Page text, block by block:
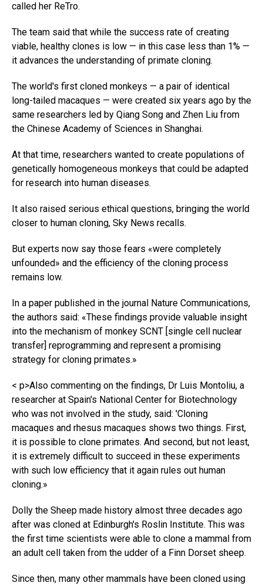
called her ReTro.
The team said that while the success rate of creating
viable, healthy clones is low — in this case less than 1% —
it advances the understanding of primate cloning.
The world's first cloned monkeys — a pair of identical
long-tailed macaques — were created six years ago by the
same researchers led by Qiang Song and Zhen Liu from
the Chinese Academy of Sciences in Shanghai.
At that time, researchers wanted to create populations of
genetically homogeneous monkeys that could be adapted
for research into human diseases.
It also raised serious ethical questions, bringing the world
closer to human cloning, Sky News recalls.
But experts now say those fears «were completely
unfounded» and the efficiency of the cloning process
remains low.
In a paper published in the journal Nature Communications,
the authors said: «These findings provide valuable insight
into the mechanism of monkey SCNT [single cell nuclear
transfer] reprogramming and represent a promising
strategy for cloning primates.»
< p>Also commenting on the findings, Dr Luis Montoliu, a
researcher at Spain's National Center for Biotechnology
who was not involved in the study, said: 'Cloning
macaques and rhesus macaques shows two things. First,
it is possible to clone primates. And second, but not least,
it is extremely difficult to succeed in these experiments
with such low efficiency that it again rules out human
cloning.»
Dolly the Sheep made history almost three decades ago
after was cloned at Edinburgh's Roslin Institute. This was
the first time scientists were able to clone a mammal from
an adult cell taken from the udder of a Finn Dorset sheep.
Since then, many other mammals have been cloned using